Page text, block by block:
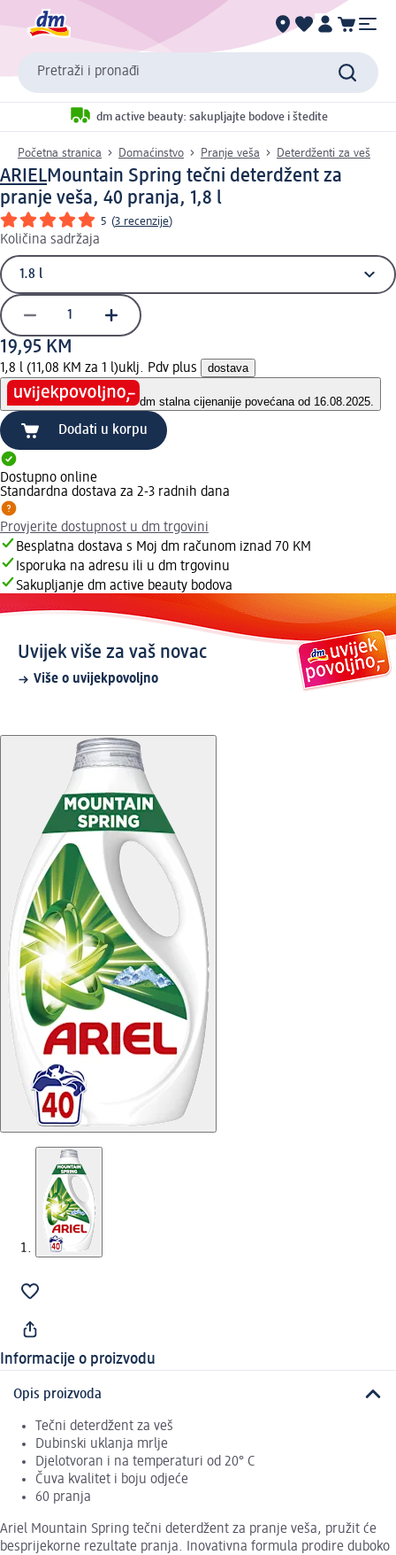
Pretraži i pronađi
dm active beauty: sakupljajte bodove i štedite
Početna stranica Domaćinstvo Pranje veša Deterdženti za veš
ARIELMountain Spring tečni deterdžent za
pranje veša, 40 pranja, 1,8 l
5 (3 recenzije)
Količina sadržaja
19,95 KM
1,8 l (11,08 KM za 1 l)uklj. Pdv plus dostava
dm stalna cijenanije povećana od 16.08.2025.
Dodati u korpu
Dostupno online
Standardna dostava za 2-3 radnih dana
Provjerite dostupnost u dm trgovini
Besplatna dostava s Moj dm računom iznad 70 KM
Isporuka na adresu ili u dm trgovinu
Sakupljanje dm active beauty bodova
Uvijek više za vaš novac
Više o uvijekpovoljno
Informacije o proizvodu
Opis proizvoda
Tečni deterdžent za veš
Dubinski uklanja mrlje
Djelotvoran i na temperaturi od 20° C
Čuva kvalitet i boju odjeće
60 pranja
Ariel Mountain Spring tečni deterdžent za pranje veša, pružit će
besprijekorne rezultate pranja. Inovativna formula prodire duboko